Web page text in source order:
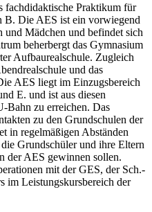
fachdidaktische Praktikum für
B. Die AES ist ein vorwiegend
und Mädchen und befindet sich
beherbergt das Gymnasium
Aufbaurealschule. Zugleich
und das
AES liegt im Einzugsbereich
E. und ist aus diesen
Bahn zu erreichen. Das
zu den Grundschulen der
in regelmäßigen Abständen
Grundschüler und ihre Eltern
der AES gewinnen sollen.
mit der GES, der Sch.-
im Leistungskursbereich der